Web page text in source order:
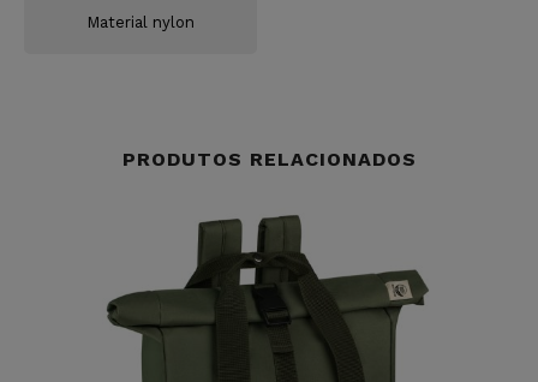
Material nylon
PRODUTOS RELACIONADOS